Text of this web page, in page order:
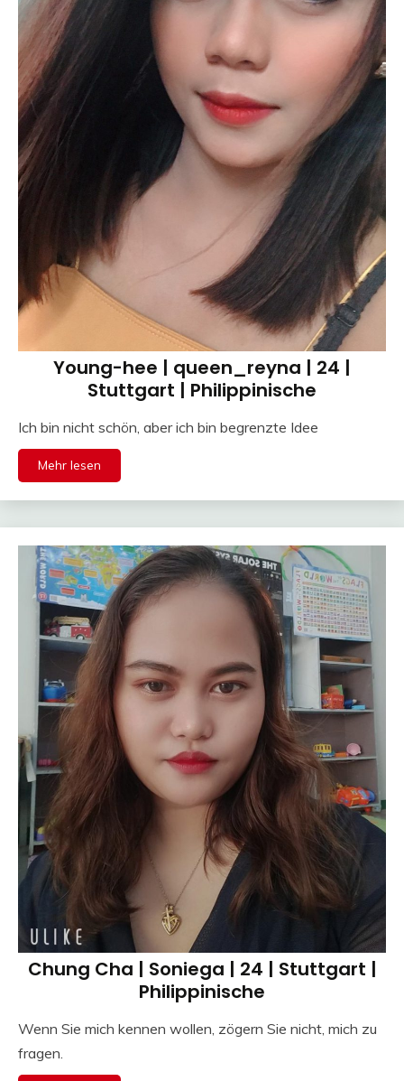
Young-hee | queen_reyna | 24 |
Stuttgart | Philippinische
Ich bin nicht schön, aber ich bin begrenzte Idee
Mehr lesen
Chung Cha | Soniega | 24 | Stuttgart |
Philippinische
Wenn Sie mich kennen wollen, zögern Sie nicht, mich zu
fragen.